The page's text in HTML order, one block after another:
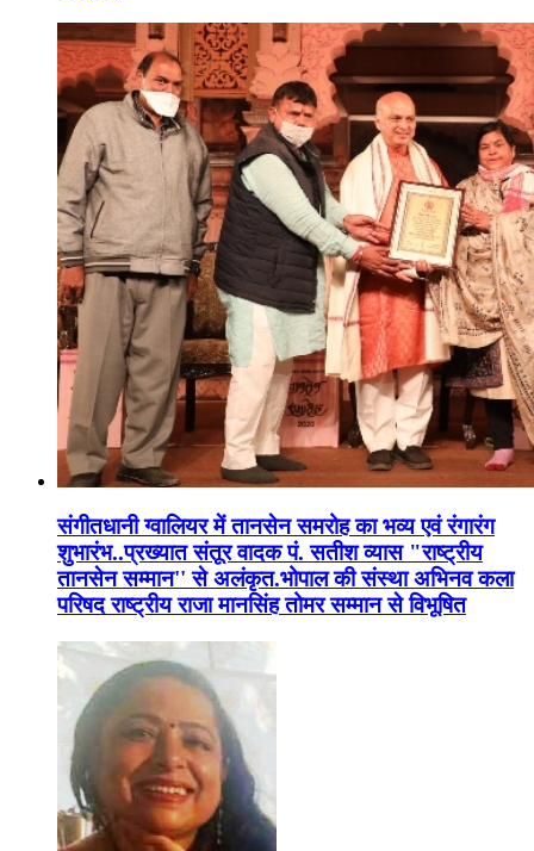
संगीतधानी ग्वालियर में तानसेन समरोह का भव्य एवं रंगारंग
शुभारंभ..प्रख्यात संतूर वादक पं. सतीश व्यास "राष्ट्रीय
तानसेन सम्मान'' से अलंकृत.भोपाल की संस्था अभिनव कला
परिषद राष्ट्रीय राजा मानसिंह तोमर सम्मान से विभूषित